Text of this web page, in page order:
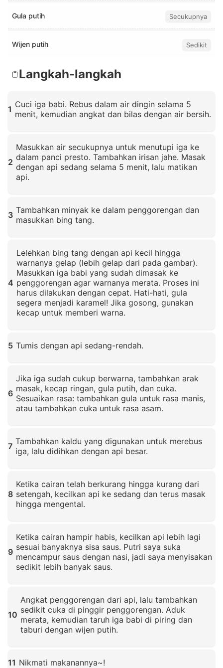
Gula putih Secukupnya
Wijen putih Sedikit
Langkah-langkah
1 Cuci iga babi. Rebus dalam air dingin selama 5
menit, kemudian angkat dan bilas dengan air bersih.
2
Masukkan air secukupnya untuk menutupi iga ke
dalam panci presto. Tambahkan irisan jahe. Masak
dengan api sedang selama 5 menit, lalu matikan
api.
3 Tambahkan minyak ke dalam penggorengan dan
masukkan bing tang.
4
Lelehkan bing tang dengan api kecil hingga
warnanya gelap (lebih gelap dari pada gambar).
Masukkan iga babi yang sudah dimasak ke
penggorengan agar warnanya merata. Proses ini
harus dilakukan dengan cepat. Hati-hati, gula
segera menjadi karamel! Jika gosong, gunakan
kecap untuk memberi warna.
5 Tumis dengan api sedang-rendah.
6
Jika iga sudah cukup berwarna, tambahkan arak
masak, kecap ringan, gula putih, dan cuka.
Sesuaikan rasa: tambahkan gula untuk rasa manis,
atau tambahkan cuka untuk rasa asam.
7 Tambahkan kaldu yang digunakan untuk merebus
iga, lalu didihkan dengan api besar.
8
Ketika cairan telah berkurang hingga kurang dari
setengah, kecilkan api ke sedang dan terus masak
hingga mengental.
9
Ketika cairan hampir habis, kecilkan api lebih lagi
sesuai banyaknya sisa saus. Putri saya suka
mencampur saus dengan nasi, jadi saya menyisakan
sedikit lebih banyak saus.
10
Angkat penggorengan dari api, lalu tambahkan
sedikit cuka di pinggir penggorengan. Aduk
merata, kemudian taruh iga babi di piring dan
taburi dengan wijen putih.
11 Nikmati makanannya~!